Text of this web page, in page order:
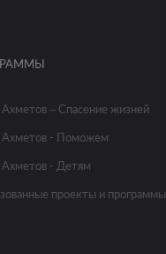
– Спасение жизней
Ахметов - Поможем
Ахметов - Детям
проекты и программы